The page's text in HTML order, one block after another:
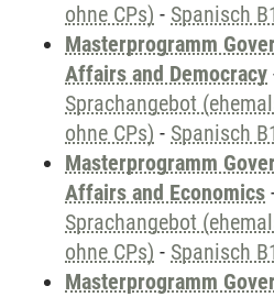
ohne CPs) - Spanisch
Masterprogramm
Affairs and Democracy
Sprachangebot
ohne CPs) - Spanisch
Masterprogramm
Affairs and Economics
Sprachangebot
ohne CPs) - Spanisch
Masterprogramm